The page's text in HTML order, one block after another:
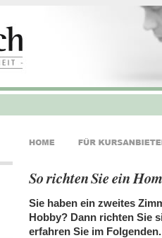
So richten Sie ein
Sie haben ein zweites
Hobby? Dann richten Sie
erfahren Sie im Folgenden.